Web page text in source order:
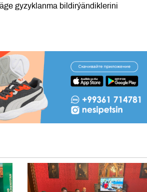
gyzyklanma bildirýändiklerini